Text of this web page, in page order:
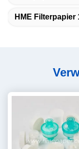
HME Filterpapier